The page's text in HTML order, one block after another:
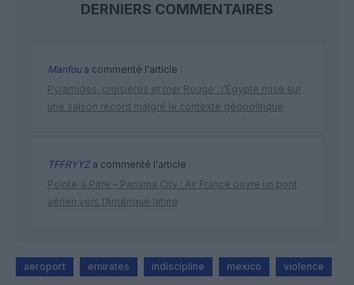
DERNIERS COMMENTAIRES
Manfoua commenté l'article :
Pyramides, croisières et mer Rouge : l’Égypte mise sur
une saison record malgré le contexte géopolitique
TFFRYYZa commenté l'article :
Pointe‑à‑Pitre – Panama City : Air France ouvre un pont
aérien vers l’Amérique latine
aeroport emirates indiscipline mexico violence